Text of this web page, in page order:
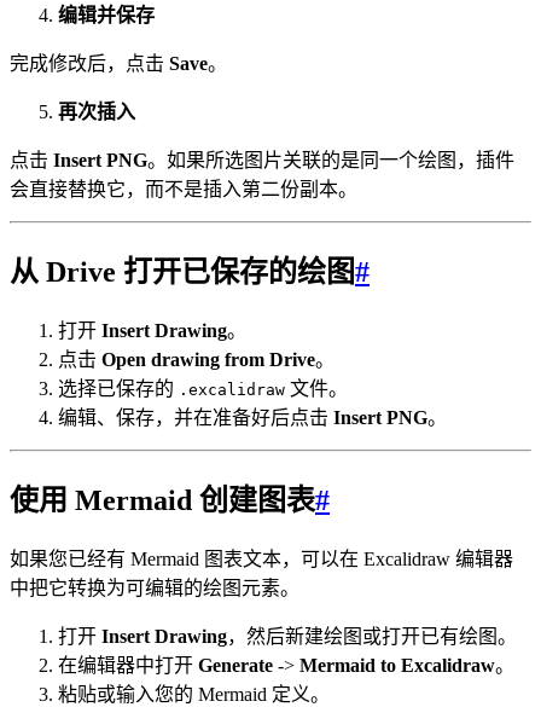
编辑并保存
完成修改后，点击 Save。
再次插入
点击 Insert PNG。如果所选图片关联的是同一个绘图，插件
会直接替换它，而不是插入第二份副本。
从 Drive 打开已保存的绘图#
打开 Insert Drawing。
点击 Open drawing from Drive。
选择已保存的 .excalidraw 文件。
编辑、保存，并在准备好后点击 Insert PNG。
使用 Mermaid 创建图表#
如果您已经有 Mermaid 图表文本，可以在 Excalidraw 编辑器
中把它转换为可编辑的绘图元素。
打开 Insert Drawing，然后新建绘图或打开已有绘图。
在编辑器中打开 Generate -> Mermaid to Excalidraw。
粘贴或输入您的 Mermaid 定义。